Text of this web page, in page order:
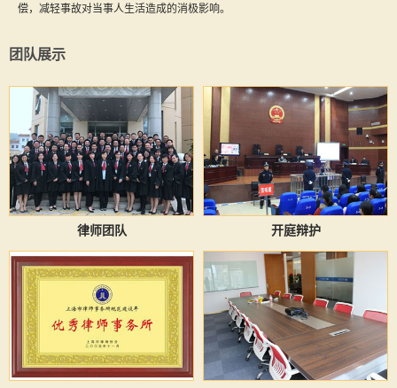
偿，减轻事故对当事人生活造成的消极影响。
团队展示
律师团队 开庭辩护